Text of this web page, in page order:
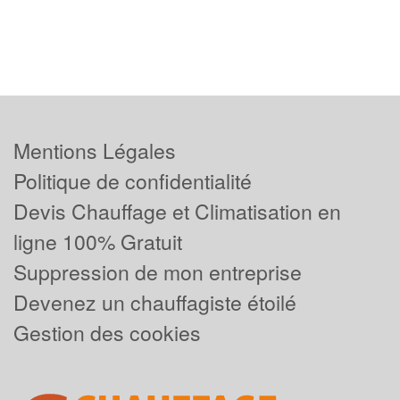
Mentions Légales
Politique de confidentialité
Devis Chauffage et Climatisation en
ligne 100% Gratuit
Suppression de mon entreprise
Devenez un chauffagiste étoilé
Gestion des cookies